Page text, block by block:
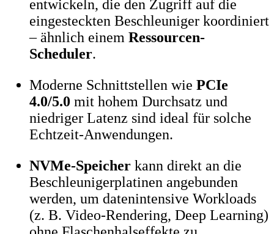
entwickeln, die den Zugriff auf die
eingesteckten Beschleuniger koordiniert
– ähnlich einem Ressourcen-
Scheduler.
Moderne Schnittstellen wie PCIe
4.0/5.0 mit hohem Durchsatz und
niedriger Latenz sind ideal für solche
Echtzeit-Anwendungen.
NVMe-Speicher kann direkt an die
Beschleunigerplatinen angebunden
werden, um datenintensive Workloads
(z. B. Video-Rendering, Deep Learning)